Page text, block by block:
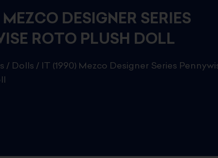
DESIGNER SERIES
ROTO PLUSH DOLL
/ Dolls / IT (1990) Mezco Designer Series